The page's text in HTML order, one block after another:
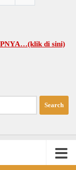
di sini)